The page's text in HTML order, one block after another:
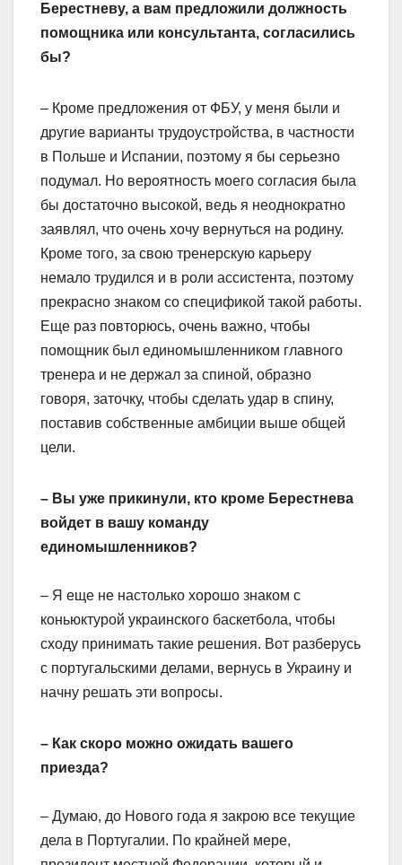
Берестневу, а вам предложили должность
помощника или консультанта, согласились
бы?
– Кроме предложения от ФБУ, у меня были и
другие варианты трудоустройства, в частности
в Польше и Испании, поэтому я бы серьезно
подумал. Но вероятность моего согласия была
бы достаточно высокой, ведь я неоднократно
заявлял, что очень хочу вернуться на родину.
Кроме того, за свою тренерскую карьеру
немало трудился и в роли ассистента, поэтому
прекрасно знаком со спецификой такой работы.
Еще раз повторюсь, очень важно, чтобы
помощник был единомышленником главного
тренера и не держал за спиной, образно
говоря, заточку, чтобы сделать удар в спину,
поставив собственные амбиции выше общей
цели.
– Вы уже прикинули, кто кроме Берестнева
войдет в вашу команду
единомышленников?
– Я еще не настолько хорошо знаком с
коньюктурой украинского баскетбола, чтобы
сходу принимать такие решения. Вот разберусь
с португальскими делами, вернусь в Украину и
начну решать эти вопросы.
– Как скоро можно ожидать вашего
приезда?
– Думаю, до Нового года я закрою все текущие
дела в Португалии. По крайней мере,